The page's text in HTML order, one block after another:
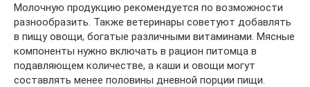
Молочную продукцию рекомендуется по возможности
разнообразить. Также ветеринары советуют добавлять
в пищу овощи, богатые различными витаминами. Мясные
компоненты нужно включать в рацион питомца в
подавляющем количестве, а каши и овощи могут
составлять менее половины дневной порции пищи.